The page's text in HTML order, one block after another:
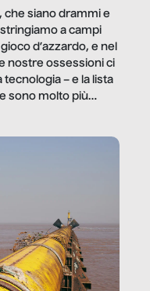
che siano drammi e
a campi
d’azzardo, e nel
nostre ossessioni ci
tecnologia – e la lista
sono molto più
vediamo